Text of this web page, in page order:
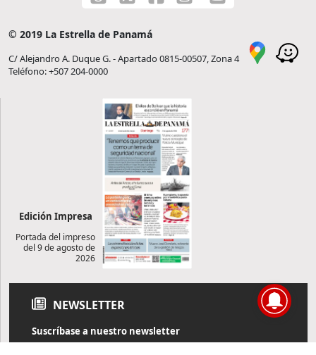
© 2019 La Estrella de Panamá
C/ Alejandro A. Duque G. - Apartado 0815-00507, Zona 4
Teléfono: +507 204-0000
Edición Impresa
Portada del impreso
del 9 de agosto de
2026
NEWSLETTER
Suscríbase a nuestro newsletter
Reciba diariamente información de actualidad directamente en